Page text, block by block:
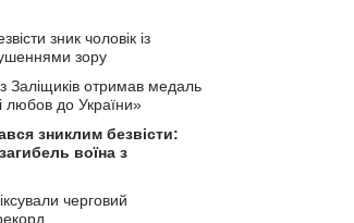
зник чоловік із
зору
Заліщиків отримав медаль
любов до України»
зниклим безвісти:
воїна з
черговий